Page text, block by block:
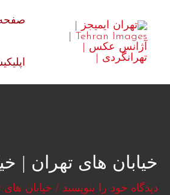
محتوا
خیابان های تهران |
دیدگاه‌ خود را بنویسید / خیابان های